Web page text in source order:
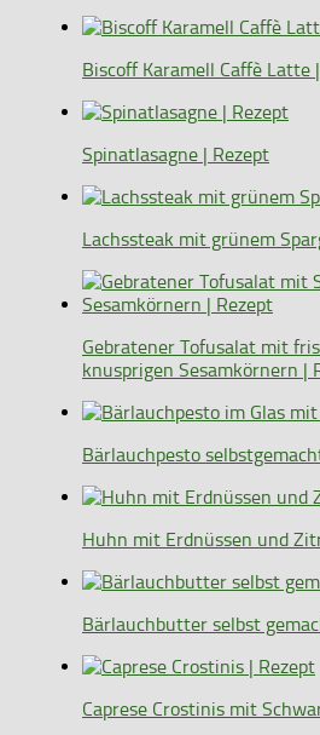
Biscoff Karamell Caffè Latte
Spinatlasagne | Rezept
Lachssteak mit grünem
Gebratener Tofusalat mit
knusprigen Sesamkörnern |
Bärlauchpesto
Huhn mit Erdnüssen und
Bärlauchbutter selbst
Caprese Crostinis mit